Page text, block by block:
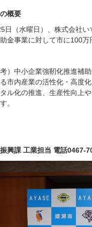
概要
日（水曜日）、株式会社
金事業に対して市に100万
考）中小企業強靭化推進補
市内産業の活性化・高度
ル化の推進、生産性向上
。
興課 工業担当 電話0467-